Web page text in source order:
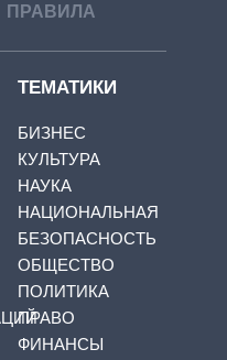
ПРАВИЛА
ТЕМАТИКИ
БИЗНЕС
КУЛЬТУРА
НАУКА
НАЦИОНАЛЬНАЯ
БЕЗОПАСНОСТЬ
ОБЩЕСТВО
ПОЛИТИКА
ПРАВО
ФИНАНСЫ